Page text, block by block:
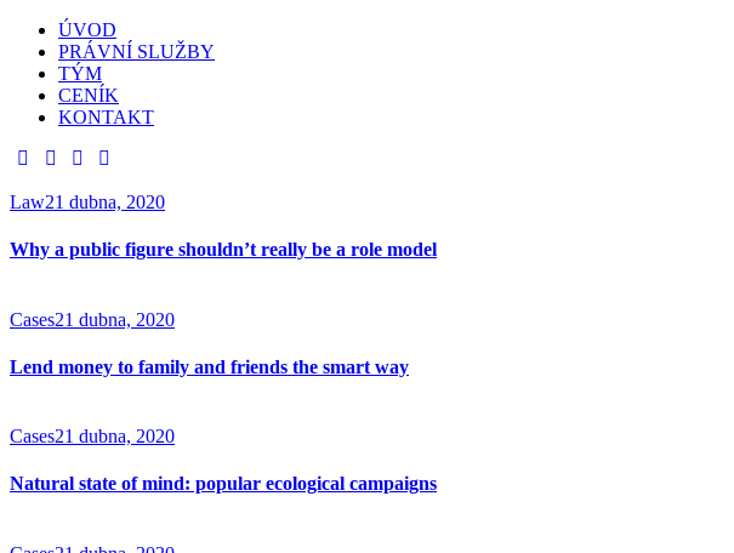
ÚVOD
PRÁVNÍ SLUŽBY
TÝM
CENÍK
KONTAKT
Law21 dubna, 2020
Why a public figure shouldn’t really be a role model
Cases21 dubna, 2020
Lend money to family and friends the smart way
Cases21 dubna, 2020
Natural state of mind: popular ecological campaigns